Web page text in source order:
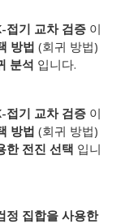
접기 교차 검증 이
방법 (회귀 방법)
분석 입니다.
접기 교차 검증 이
방법 (회귀 방법)
한 전진 선택 입니
정 집합을 사용한